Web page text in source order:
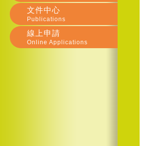
文件中心
Publications
線上申請
Online Applications